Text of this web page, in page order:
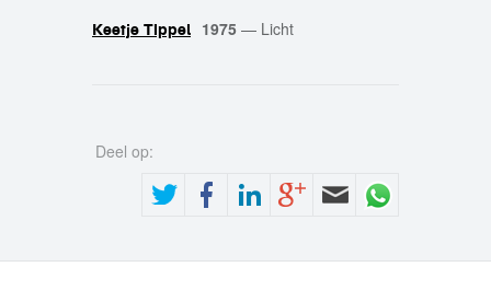
Keetje Tippel 1975 — Licht
Deel op: